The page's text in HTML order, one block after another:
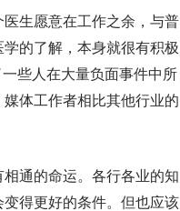
生愿意在工作之余，与普
的了解，本身就很有积极
些人在大量负面事件中所
体工作者相比其他行业的
通的命运。各行各业的知
得更好的条件。但也应该